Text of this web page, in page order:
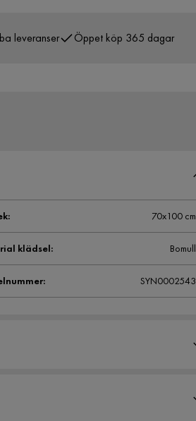
leveranser Öppet köp 365 dagar
: 70x100 cm
klädsel: Bomull
: SYN0002543